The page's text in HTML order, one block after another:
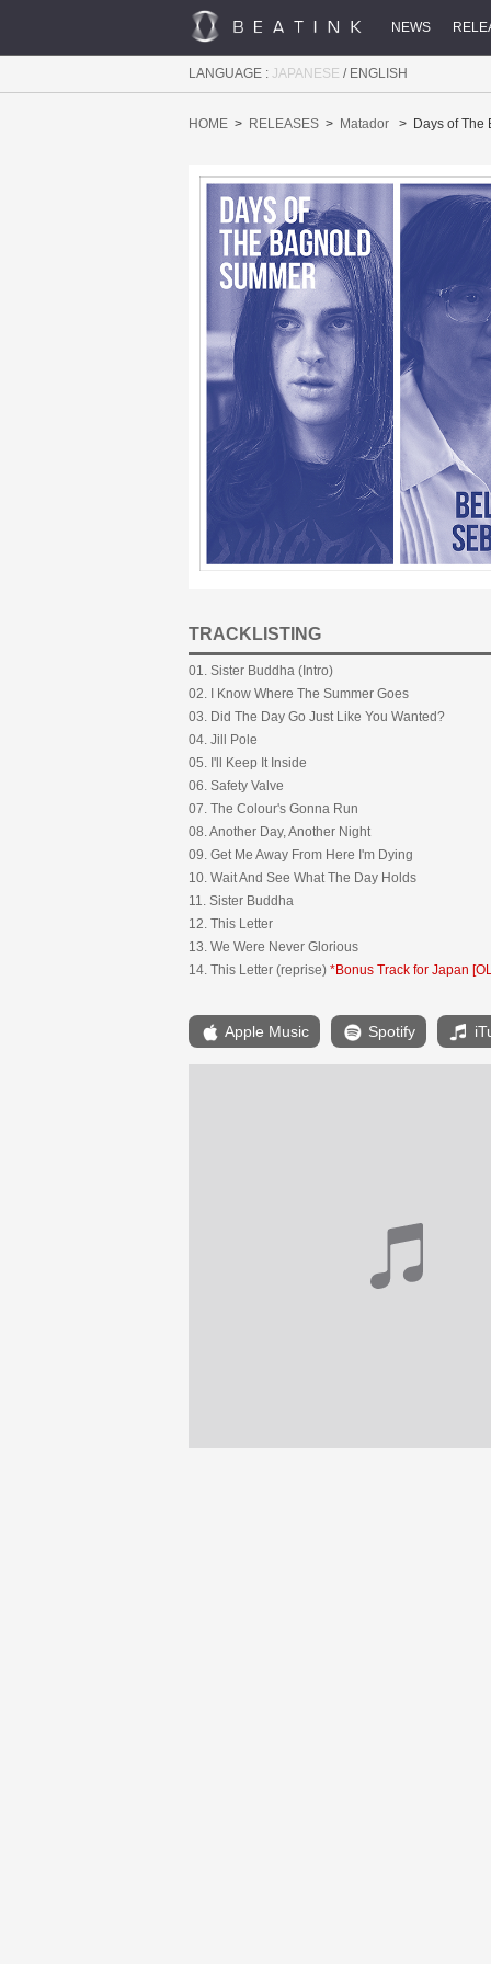
NEWS
LANGUAGE : JAPANESE / ENGLISH
HOME RELEASES Matador Days of The
TRACKLISTING
01. Sister Buddha (Intro)
02. I Know Where The Summer Goes
03. Did The Day Go Just Like You Wanted?
04. Jill Pole
05. I'll Keep It Inside
06. Safety Valve
07. The Colour's Gonna Run
08. Another Day, Another Night
09. Get Me Away From Here I'm Dying
10. Wait And See What The Day Holds
11. Sister Buddha
12. This Letter
13. We Were Never Glorious
14. This Letter (reprise) *Bonus Track for Japan
Apple Music Spotify